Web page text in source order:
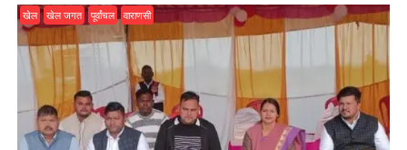
खेल खेल जगत पूर्वांचल वाराणसी